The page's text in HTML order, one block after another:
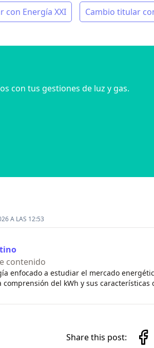
con Energía XXI Cambio titular
con tus gestiones de luz y gas.
A LAS 12:53
contenido
enfocado a estudiar el mercado
comprensión del kWh y sus
Share this post: